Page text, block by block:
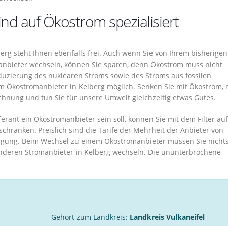
auf Ökostrom spezialisiert
steht Ihnen ebenfalls frei. Auch wenn Sie von Ihrem bisherigen
wechseln, können Sie sparen, denn Ökostrom muss nicht
des nuklearen Stroms sowie des Stroms aus fossilen
in Kelberg möglich. Senken Sie mit Ökostrom,
und tun Sie für unsere Umwelt gleichzeitig etwas Gutes.
ein Ökostromanbieter sein soll, können Sie mit dem Filter auf
Preislich sind die Tarife der Mehrheit der Anbieter von
Beim Wechsel zu einem Ökostromanbieter müssen Sie nichts
Stromanbieter in Kelberg wechseln. Die ununterbrochene
Gehört zum Landkreis: Landkreis Vulkaneifel